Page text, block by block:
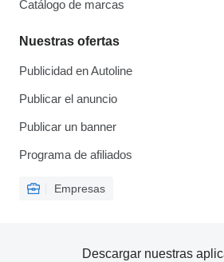
Catálogo de marcas
Nuestras ofertas
Publicidad en Autoline
Publicar el anuncio
Publicar un banner
Programa de afiliados
Empresas
Descargar nuestras